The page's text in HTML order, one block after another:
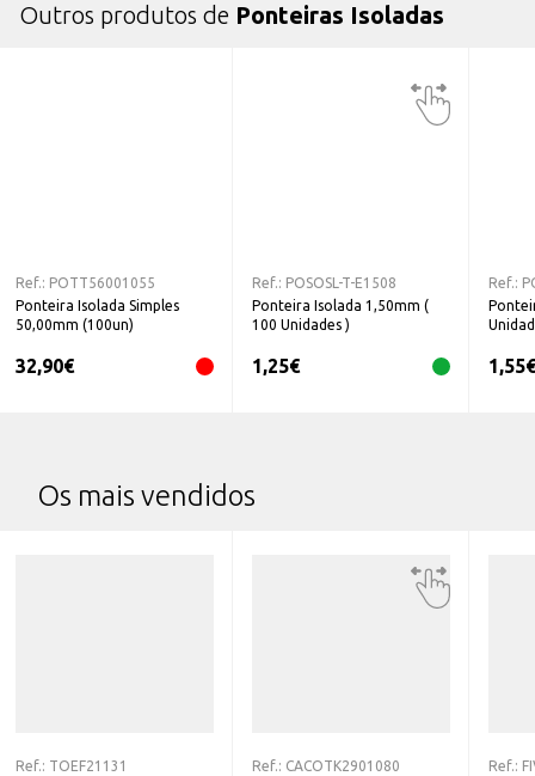
Outros produtos de Ponteiras Isoladas
Ref.: POTT56001055
Ponteira Isolada Simples
50,00mm (100un)
32,90€
Ref.: POSOSL-T-E1508
Ponteira Isolada 1,50mm (
100 Unidades )
1,25€
Ref.:
1,55€
Os mais vendidos
Ref.: TOEF21131
Ref.: CACOTK2901080
Ref.: